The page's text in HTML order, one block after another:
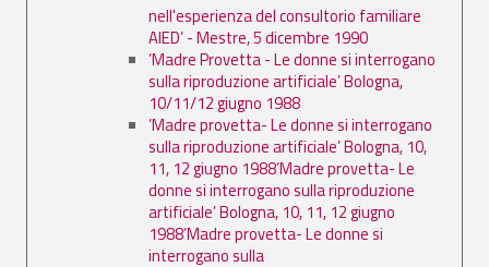
nell'esperienza del consultorio familiare
AIED’ - Mestre, 5 dicembre 1990
’Madre Provetta - Le donne si interrogano
sulla riproduzione artificiale’ Bologna,
10/11/12 giugno 1988
’Madre provetta- Le donne si interrogano
sulla riproduzione artificiale’ Bologna, 10,
11, 12 giugno 1988’Madre provetta- Le
donne si interrogano sulla riproduzione
artificiale’ Bologna, 10, 11, 12 giugno
1988’Madre provetta- Le donne si
interrogano sulla